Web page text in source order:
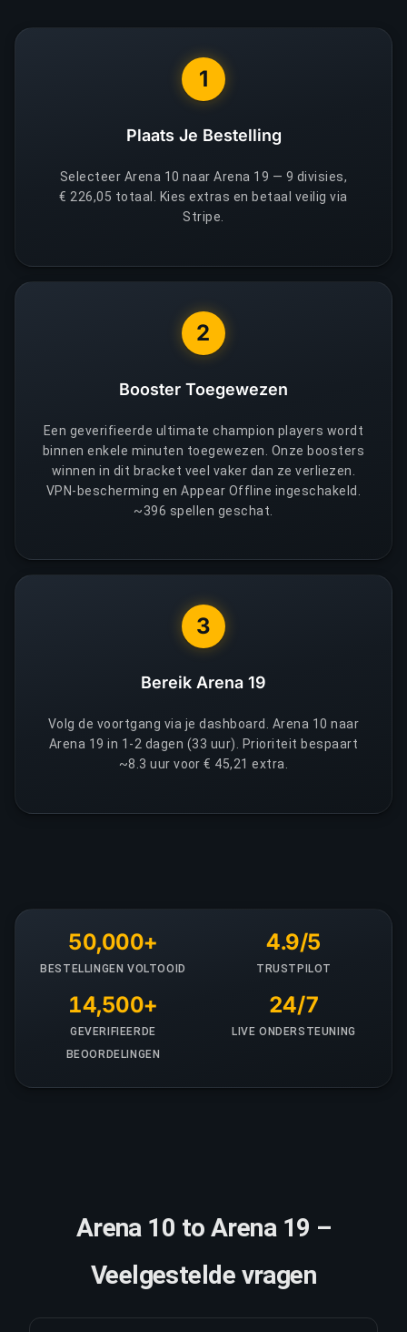
1
Plaats Je Bestelling
Selecteer Arena 10 naar Arena 19 — 9 divisies,
€ 226,05 totaal. Kies extras en betaal veilig via
Stripe.
2
Booster Toegewezen
Een geverifieerde ultimate champion players wordt
binnen enkele minuten toegewezen. Onze boosters
winnen in dit bracket veel vaker dan ze verliezen.
VPN-bescherming en Appear Offline ingeschakeld.
~396 spellen geschat.
3
Bereik Arena 19
Volg de voortgang via je dashboard. Arena 10 naar
Arena 19 in 1-2 dagen (33 uur). Prioriteit bespaart
~8.3 uur voor € 45,21 extra.
50,000+
BESTELLINGEN VOLTOOID
4.9/5
TRUSTPILOT
14,500+
GEVERIFIEERDE
BEOORDELINGEN
24/7
LIVE ONDERSTEUNING
Arena 10 to Arena 19 –
Veelgestelde vragen